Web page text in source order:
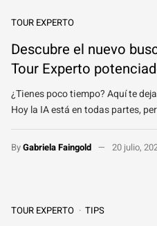
TOUR EXPERTO
Descubre el nuevo
Tour Experto
¿Tienes poco tiempo? Aquí te
Hoy la IA está en todas partes,
ByGabriela Faingold 20 julio,
TOUR EXPERTO TIPS